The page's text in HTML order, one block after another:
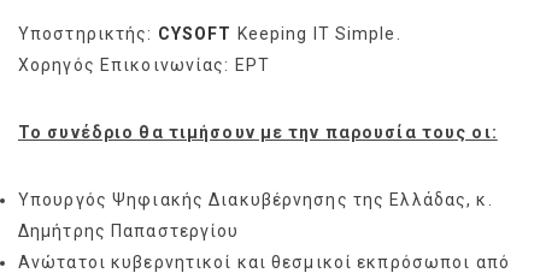
Υποστηρικτής: CYSOFT Keeping IT Simple.
Χορηγός Επικοινωνίας: ΕΡΤ
Το συνέδριο θα τιμήσουν με την παρουσία τους οι:
Υπουργός Ψηφιακής Διακυβέρνησης της Ελλάδας, κ.
Δημήτρης Παπαστεργίου
Ανώτατοι κυβερνητικοί και θεσμικοί εκπρόσωποι από